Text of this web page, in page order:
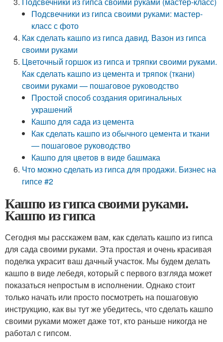
Подсвечники из гипса своими руками: мастер-
класс с фото
Как сделать кашпо из гипса давид. Вазон из гипса
своими руками
Цветочный горшок из гипса и тряпки своими руками.
Как сделать кашпо из цемента и тряпок (ткани)
своими руками — пошаговое руководство
Простой способ создания оригинальных
украшений
Кашпо для сада из цемента
Как сделать кашпо из обычного цемента и ткани
— пошаговое руководство
Кашпо для цветов в виде башмака
Что можно сделать из гипса для продажи. Бизнес на
гипсе #2
Кашпо из гипса своими руками.
Кашпо из гипса
Сегодня мы расскажем вам, как сделать кашпо из гипса
для сада своими руками. Эта простая и очень красивая
поделка украсит ваш дачный участок. Мы будем делать
кашпо в виде лебедя, который с первого взгляда может
показаться непростым в исполнении. Однако стоит
только начать или просто посмотреть на пошаговую
инструкцию, как вы тут же убедитесь, что сделать кашпо
своими руками может даже тот, кто раньше никогда не
работал с гипсом.